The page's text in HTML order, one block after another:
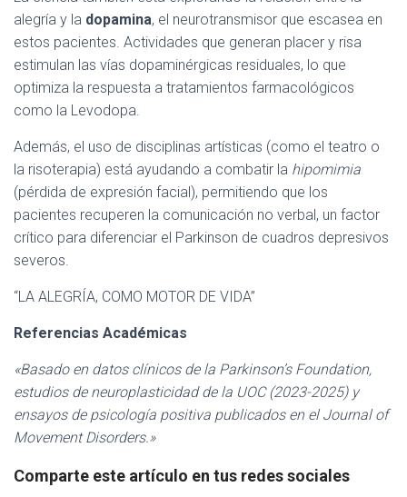
alegría y la dopamina, el neurotransmisor que escasea en
estos pacientes. Actividades que generan placer y risa
estimulan las vías dopaminérgicas residuales, lo que
optimiza la respuesta a tratamientos farmacológicos
como la Levodopa.
Además, el uso de disciplinas artísticas (como el teatro o
la risoterapia) está ayudando a combatir la hipomimia
(pérdida de expresión facial), permitiendo que los
pacientes recuperen la comunicación no verbal, un factor
crítico para diferenciar el Parkinson de cuadros depresivos
severos.
“LA ALEGRÍA, COMO MOTOR DE VIDA”
Referencias Académicas
«Basado en datos clínicos de la Parkinson’s Foundation,
estudios de neuroplasticidad de la UOC (2023-2025) y
ensayos de psicología positiva publicados en el Journal of
Movement Disorders.»
Comparte este artículo en tus redes sociales